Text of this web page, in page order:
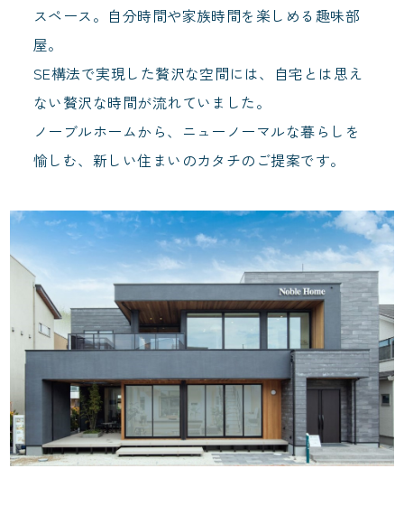
スペース。自分時間や家族時間を楽しめる趣味部
屋。
SE構法で実現した贅沢な空間には、自宅とは思え
ない贅沢な時間が流れていました。
ノーブルホームから、ニューノーマルな暮らしを
愉しむ、新しい住まいのカタチのご提案です。